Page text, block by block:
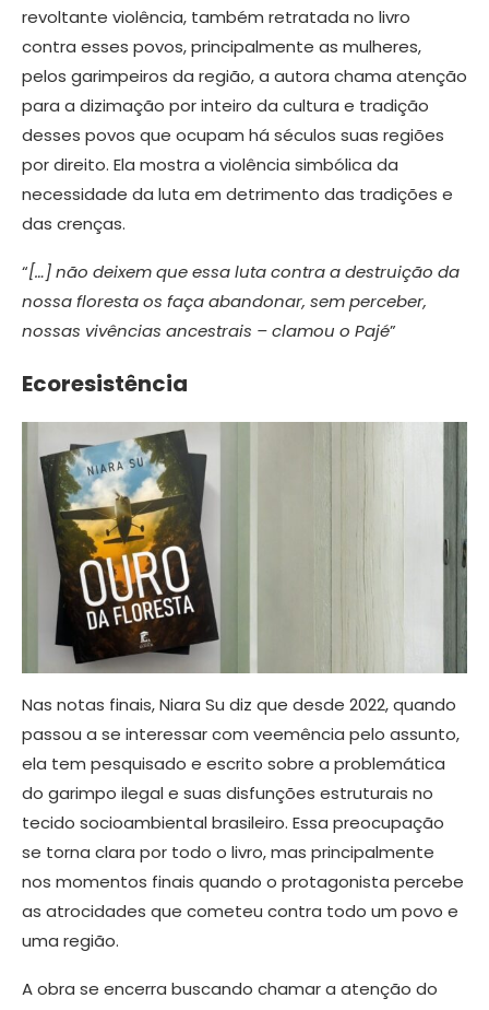
revoltante violência, também retratada no livro
contra esses povos, principalmente as mulheres,
pelos garimpeiros da região, a autora chama atenção
para a dizimação por inteiro da cultura e tradição
desses povos que ocupam há séculos suas regiões
por direito. Ela mostra a violência simbólica da
necessidade da luta em detrimento das tradições e
das crenças.
“[…] não deixem que essa luta contra a destruição da
nossa floresta os faça abandonar, sem perceber,
nossas vivências ancestrais – clamou o Pajé”
Ecoresistência
Nas notas finais, Niara Su diz que desde 2022, quando
passou a se interessar com veemência pelo assunto,
ela tem pesquisado e escrito sobre a problemática
do garimpo ilegal e suas disfunções estruturais no
tecido socioambiental brasileiro. Essa preocupação
se torna clara por todo o livro, mas principalmente
nos momentos finais quando o protagonista percebe
as atrocidades que cometeu contra todo um povo e
uma região.
A obra se encerra buscando chamar a atenção do